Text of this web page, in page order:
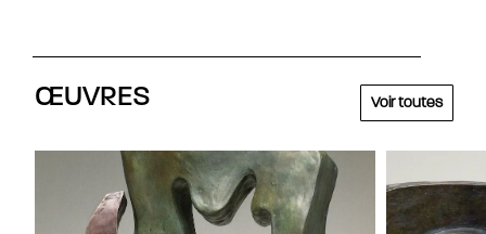
ŒUVRES Voir toutes